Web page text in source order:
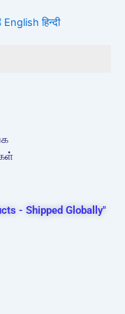
English हिन्दी
- Shipped Globally"